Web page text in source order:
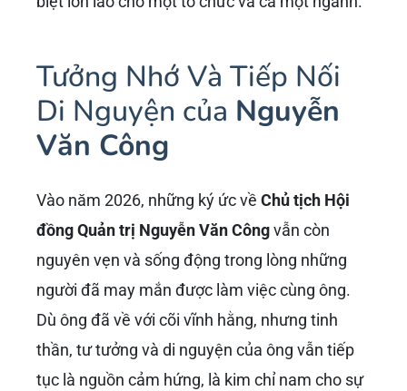
Tưởng Nhớ Và Tiếp Nối
Di Nguyện của Nguyễn
Văn Công
Vào năm 2026, những ký ức về Chủ tịch Hội
đồng Quản trị Nguyễn Văn Côngvẫn còn
nguyên vẹn và sống động trong lòng những
người đã may mắn được làm việc cùng ông.
Dù ông đã về với cõi vĩnh hằng, nhưng tinh
thần, tư tưởng và di nguyện của ông vẫn tiếp
tục là nguồn cảm hứng, là kim chỉ nam cho sự